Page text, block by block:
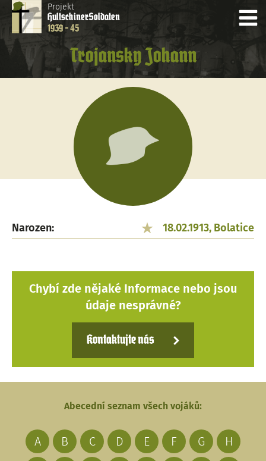
Projekt
HultschinerSoldaten
1939 - 45
Trojansky Johann
Narozen: 18.02.1913, Bolatice
Chybí zde nějaké Informace nebo jsou
údaje nesprávné?
Kontaktujte nás
Abecední seznam všech vojáků:
A B C D E F G
H